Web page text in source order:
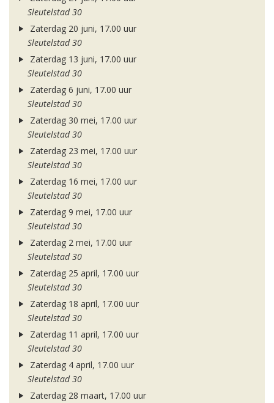
Sleutelstad 30
Zaterdag 20 juni, 17.00 uur
Sleutelstad 30
Zaterdag 13 juni, 17.00 uur
Sleutelstad 30
Zaterdag 6 juni, 17.00 uur
Sleutelstad 30
Zaterdag 30 mei, 17.00 uur
Sleutelstad 30
Zaterdag 23 mei, 17.00 uur
Sleutelstad 30
Zaterdag 16 mei, 17.00 uur
Sleutelstad 30
Zaterdag 9 mei, 17.00 uur
Sleutelstad 30
Zaterdag 2 mei, 17.00 uur
Sleutelstad 30
Zaterdag 25 april, 17.00 uur
Sleutelstad 30
Zaterdag 18 april, 17.00 uur
Sleutelstad 30
Zaterdag 11 april, 17.00 uur
Sleutelstad 30
Zaterdag 4 april, 17.00 uur
Sleutelstad 30
Zaterdag 28 maart, 17.00 uur